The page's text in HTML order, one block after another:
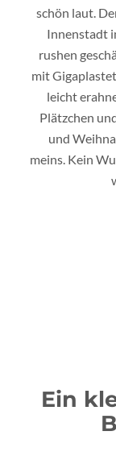
schön laut.
Innenstadt
rushen
mit
leicht
Plätzchen
und
meins. Kein
Ein